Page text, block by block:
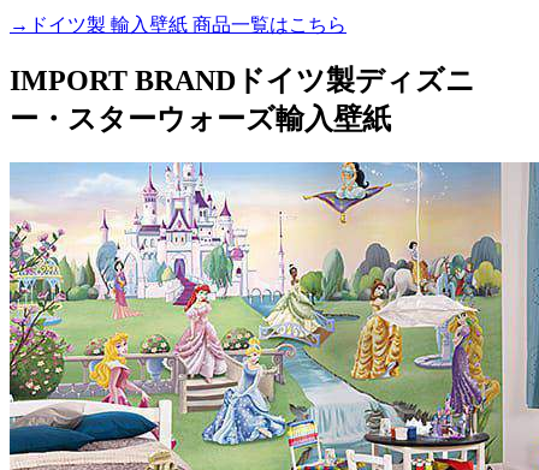
→ドイツ製 輸入壁紙 商品一覧はこちら
IMPORT BRAND ドイツ製ディズニ
ー・スターウォーズ輸入壁紙